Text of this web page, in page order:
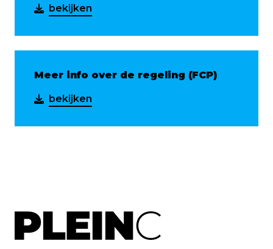
bekijken
Meer info over de regeling (FCP)
bekijken